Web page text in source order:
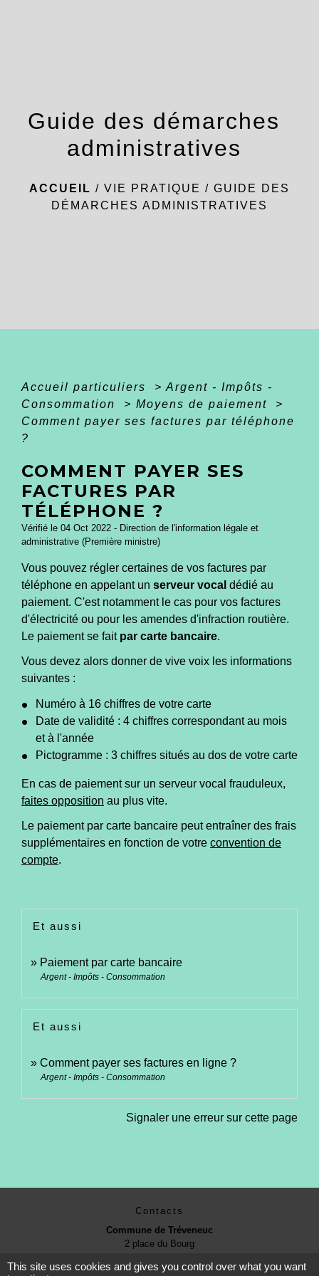
Guide des démarches
administratives
ACCUEIL / VIE PRATIQUE / GUIDE DES
DÉMARCHES ADMINISTRATIVES
Accueil particuliers > Argent - Impôts -
Consommation
> Moyens de paiement
>
Comment payer ses factures par téléphone
?
COMMENT PAYER SES
FACTURES PAR
TÉLÉPHONE ?
Vérifié le 04 Oct 2022 - Direction de l'information légale et
administrative (Première ministre)
Vous pouvez régler certaines de vos factures par
téléphone en appelant un serveur vocal dédié au
paiement. C'est notamment le cas pour vos factures
d'électricité ou pour les amendes d'infraction routière.
Le paiement se fait par carte bancaire.
Vous devez alors donner de vive voix les informations
suivantes :
Numéro à 16 chiffres de votre carte
Date de validité : 4 chiffres correspondant au mois
et à l'année
Pictogramme : 3 chiffres situés au dos de votre carte
En cas de paiement sur un serveur vocal frauduleux,
faites opposition au plus vite.
Le paiement par carte bancaire peut entraîner des frais
supplémentaires en fonction de votre convention de
compte.
Et aussi
Paiement par carte bancaire
Argent - Impôts - Consommation
Et aussi
Comment payer ses factures en ligne ?
Argent - Impôts - Consommation
Signaler une erreur sur cette page
Contacts
Commune de Tréveneuc
2 place du Bourg
+33 2 96 70 84 84
This site uses cookies and gives you control over what you want